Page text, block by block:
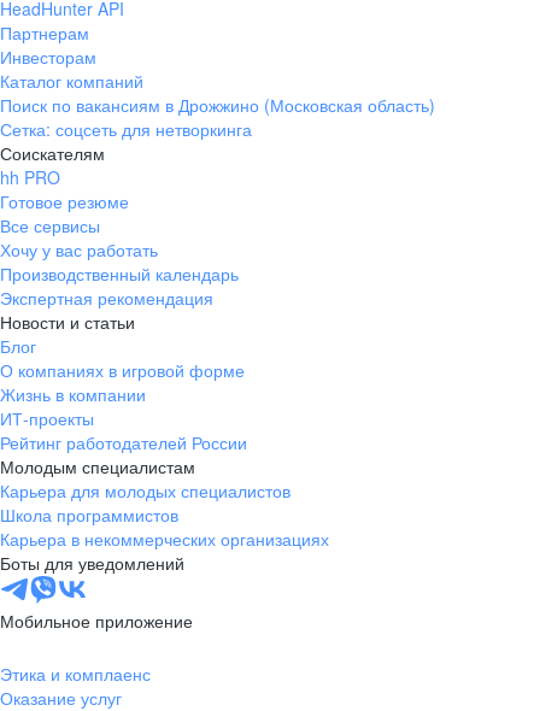
HeadHunter API
Партнерам
Инвесторам
Каталог компаний
Поиск по вакансиям в Дрожжино (Московская область)
Сетка: соцсеть для нетворкинга
Соискателям
hh PRO
Готовое резюме
Все сервисы
Хочу у вас работать
Производственный календарь
Экспертная рекомендация
Новости и статьи
Блог
О компаниях в игровой форме
Жизнь в компании
ИТ-проекты
Рейтинг работодателей России
Молодым специалистам
Карьера для молодых специалистов
Школа программистов
Карьера в некоммерческих организациях
Боты для уведомлений
Мобильное приложение
Этика и комплаенс
Оказание услуг